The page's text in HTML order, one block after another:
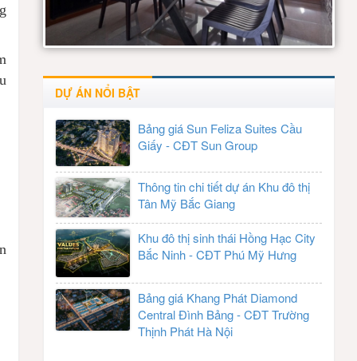
DỰ ÁN NỔI BẬT
Bảng giá Sun Feliza Suites Cầu
Giấy - CĐT Sun Group
Thông tin chi tiết dự án Khu đô thị
Tân Mỹ Bắc Giang
Khu đô thị sinh thái Hồng Hạc City
Bắc Ninh - CĐT Phú Mỹ Hưng
Bảng giá Khang Phát Diamond
Central Đình Bảng - CĐT Trường
Thịnh Phát Hà Nội